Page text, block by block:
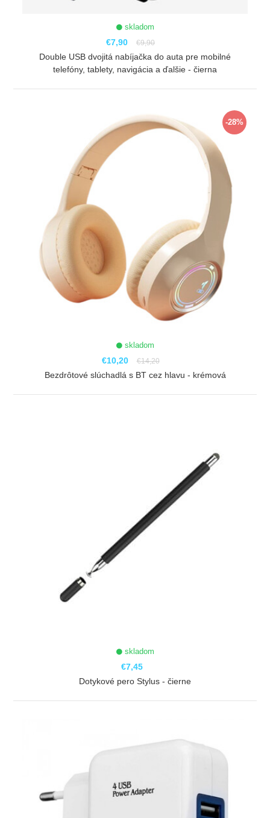
skladom
€7,90 €9,90
Double USB dvojitá nabíjačka do auta pre mobilné
telefóny, tablety, navigácia a ďalšie - čierna
-28%
skladom
€10,20 €14,20
Bezdrôtové slúchadlá s BT cez hlavu - krémová
skladom
€7,45
Dotykové pero Stylus - čierne